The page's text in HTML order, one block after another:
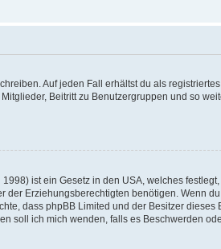
Auf jeden Fall erhältst du als
Beitritt zu Benutzergruppen und so
ist ein Gesetz in den USA, welches
der Erziehungsberechtigten benötigen. Wenn
dass phpBB Limited und der Besitzer dieses
soll ich mich wenden, falls es Beschwerden